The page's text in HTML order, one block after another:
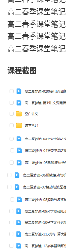
高二春季课堂笔
高二春季课堂笔
高二春季课堂笔
高二春季课堂笔
课程截图